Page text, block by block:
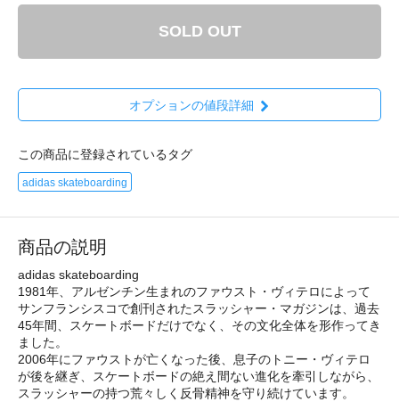
SOLD OUT
オプションの値段詳細
この商品に登録されているタグ
adidas skateboarding
商品の説明
adidas skateboarding
1981年、アルゼンチン生まれのファウスト・ヴィテロによって
サンフランシスコで創刊されたスラッシャー・マガジンは、過去
45年間、スケートボードだけでなく、その文化全体を形作ってき
ました。
2006年にファウストが亡くなった後、息子のトニー・ヴィテロ
が後を継ぎ、スケートボードの絶え間ない進化を牽引しながら、
スラッシャーの持つ荒々しく反骨精神を守り続けています。